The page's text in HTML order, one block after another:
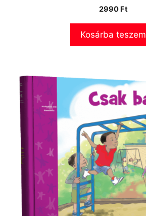
2990 Ft
Kosárba teszem